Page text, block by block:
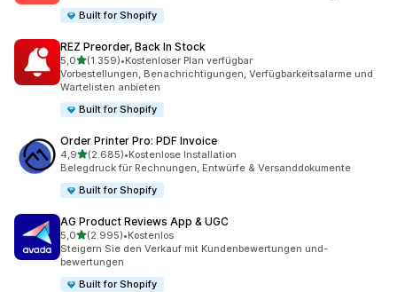
Built for Shopify
REZ Preorder, Back In Stock
5,0von 5 Sternen
(1.359)
1359 Rezensionen insgesamt
•Kostenloser Plan verfügbar
Vorbestellungen, Benachrichtigungen, Verfügbarkeitsalarme und
Wartelisten anbieten
Built for Shopify
Order Printer Pro: PDF Invoice
4,9von 5 Sternen
(2.685)
2685 Rezensionen insgesamt
•Kostenlose Installation
Belegdruck für Rechnungen, Entwürfe & Versanddokumente
Built for Shopify
AG Product Reviews App & UGC
5,0von 5 Sternen
(2.995)
2995 Rezensionen insgesamt
•Kostenlos
Steigern Sie den Verkauf mit Kundenbewertungen und-
bewertungen
Built for Shopify